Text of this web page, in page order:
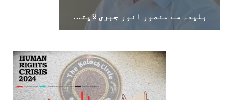
بلیدہ سے منصور انور جبری لاپتہ، اہل خانہ نے بازیابی کا مطالبہ کر دیا